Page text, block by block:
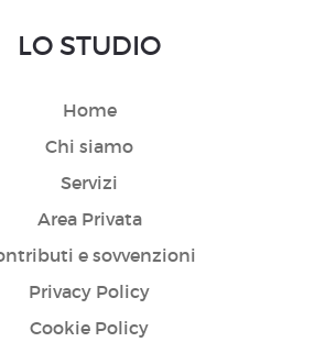
LO STUDIO
Home
Chi siamo
Servizi
Area Privata
e sovvenzioni
Privacy Policy
Cookie Policy